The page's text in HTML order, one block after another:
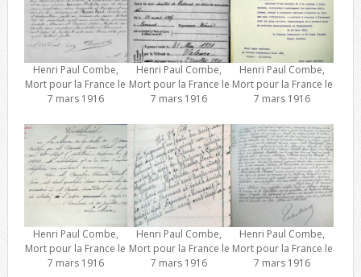
Henri Paul Combe,
Mort pour la France le
7 mars 1916
Henri Paul Combe,
Mort pour la France le
7 mars 1916
Henri Paul Combe,
Mort pour la France le
7 mars 1916
Henri Paul Combe,
Mort pour la France le
7 mars 1916
Henri Paul Combe,
Mort pour la France le
7 mars 1916
Henri Paul Combe,
Mort pour la France le
7 mars 1916